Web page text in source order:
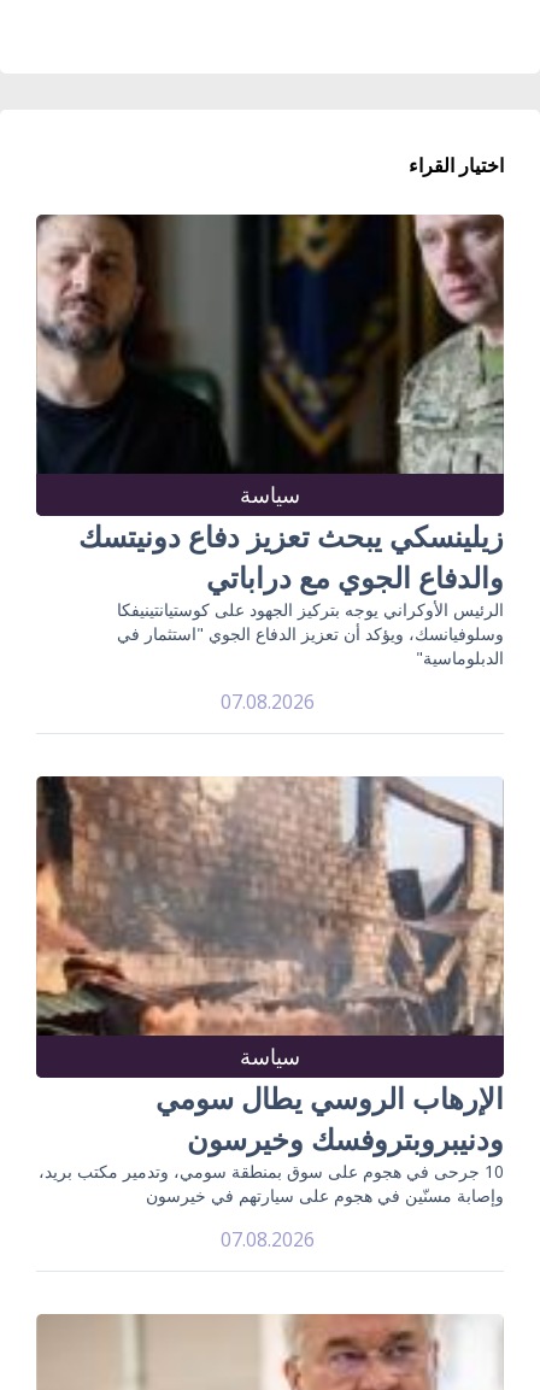
اختيار القراء
سياسة
زيلينسكي يبحث تعزيز دفاع دونيتسك
والدفاع الجوي مع دراباتي
الرئيس الأوكراني يوجه بتركيز الجهود على كوستيانتينيفكا
وسلوفيانسك، ويؤكد أن تعزيز الدفاع الجوي "استثمار في
الدبلوماسية"
07.08.2026
سياسة
الإرهاب الروسي يطال سومي
ودنيبروبتروفسك وخيرسون
10 جرحى في هجوم على سوق بمنطقة سومي، وتدمير مكتب بريد،
وإصابة مسنّين في هجوم على سيارتهم في خيرسون
07.08.2026